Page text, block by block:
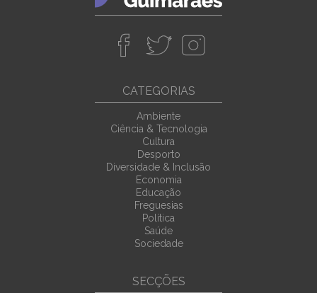
CATEGORIAS
Ambiente
Ciência & Tecnologia
Cultura
Desporto
Diversidade & Inclusão
Economia
Educação
Freguesias
Política
Saúde
Sociedade
SECÇÕES